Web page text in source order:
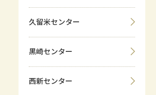
久留米センター
黒崎センター
西新センター